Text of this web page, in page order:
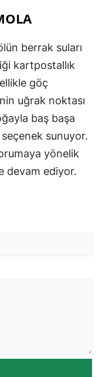
berrak suları
kartpostallık
göç
uğrak noktası
baş başa
sunuyor.
yönelik
devam ediyor.